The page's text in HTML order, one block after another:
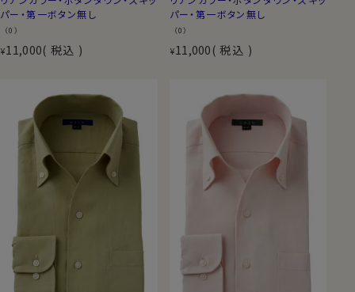
パー・第一ボタン無し
（0）
¥11,000 税込
パー・第一ボタン無し
（0）
¥11,000 税込